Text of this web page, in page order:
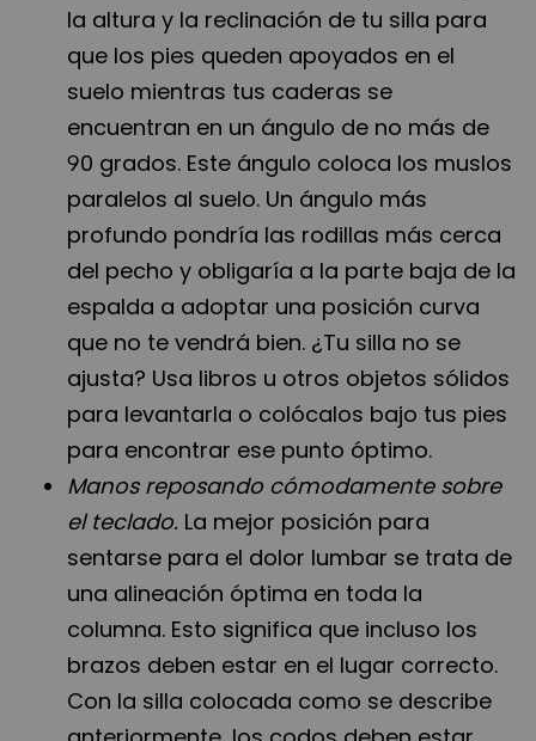
la altura y la reclinación de tu silla para
que los pies queden apoyados en el
suelo mientras tus caderas se
encuentran en un ángulo de no más de
90 grados. Este ángulo coloca los muslos
paralelos al suelo. Un ángulo más
profundo pondría las rodillas más cerca
del pecho y obligaría a la parte baja de la
espalda a adoptar una posición curva
que no te vendrá bien. ¿Tu silla no se
ajusta? Usa libros u otros objetos sólidos
para levantarla o colócalos bajo tus pies
para encontrar ese punto óptimo.
Manos reposando cómodamente sobre
el teclado. La mejor posición para
sentarse para el dolor lumbar se trata de
una alineación óptima en toda la
columna. Esto significa que incluso los
brazos deben estar en el lugar correcto.
Con la silla colocada como se describe